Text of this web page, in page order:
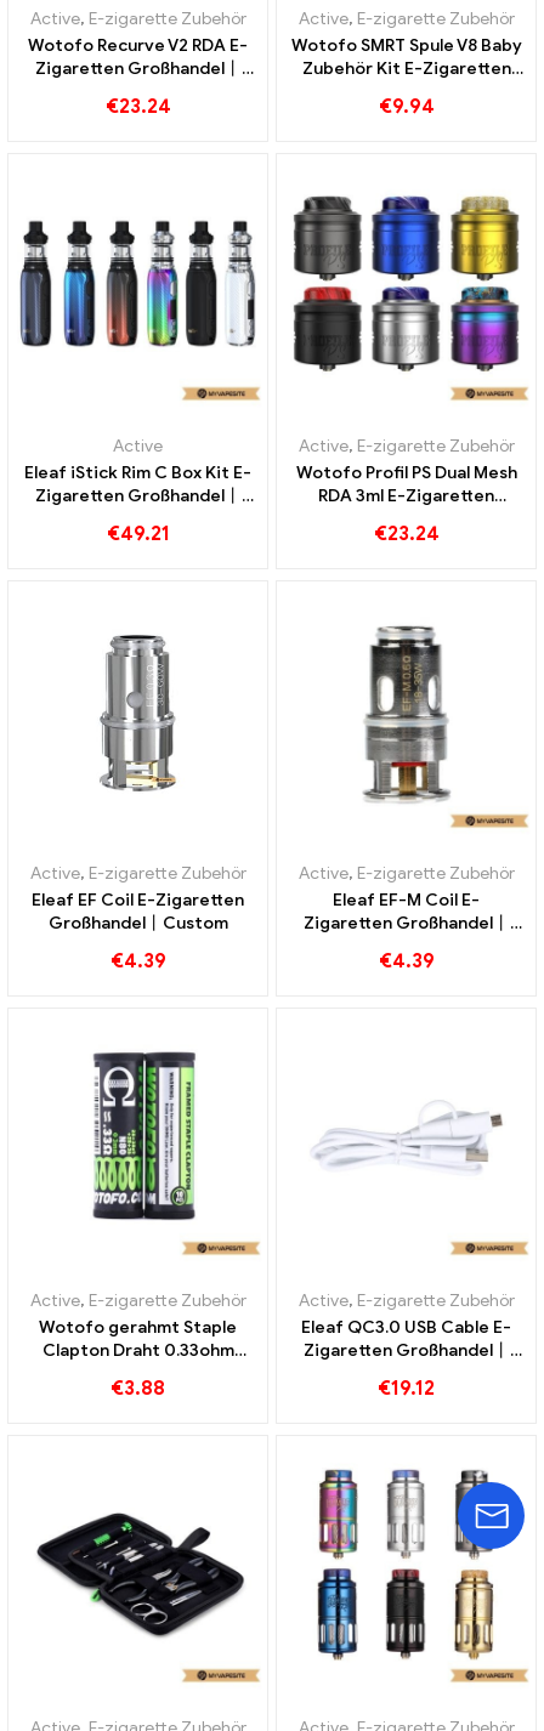
Active, E-zigarette Zubehör
Wotofo Recurve V2 RDA E-
Zigaretten Großhandel丨
€23.24
Active, E-zigarette Zubehör
Wotofo SMRT Spule V8 Baby
Zubehör Kit E-Zigaretten
€9.94
Active
Eleaf iStick Rim C Box Kit E-
Zigaretten Großhandel丨
€49.21
Active, E-zigarette Zubehör
Wotofo Profil PS Dual Mesh
RDA 3ml E-Zigaretten
€23.24
Active, E-zigarette Zubehör
Eleaf EF Coil E-Zigaretten
Großhandel丨Custom
€4.39
Active, E-zigarette Zubehör
Eleaf EF-M Coil E-
Zigaretten Großhandel丨
€4.39
Active, E-zigarette Zubehör
Wotofo gerahmt Staple
Clapton Draht 0.33ohm
Zigaretten Großhandel丨
€3.88
Active, E-zigarette Zubehör
Eleaf QC3.0 USB Cable E-
Zigaretten Großhandel丨
€19.12